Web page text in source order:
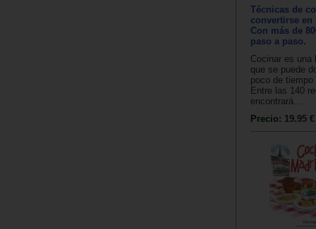
Técnicas de
convertirse en
Con más de
paso a paso.
Cocinar es una
que se puede
poco de
Entre las 140
encontrará...
Precio: 19.95 €